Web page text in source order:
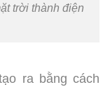
trời thành điện
ra bằng cách